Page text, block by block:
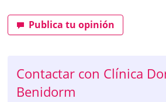
Publica tu opinión
Contactar con Clínica
Benidorm